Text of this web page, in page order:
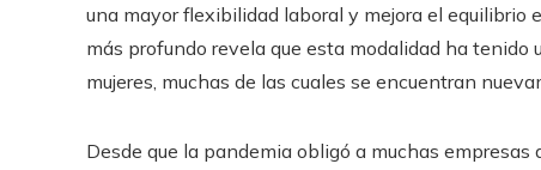
una mayor flexibilidad laboral y mejora el equilibrio
más profundo revela que esta modalidad ha
mujeres, muchas de las cuales se encuentran
Desde que la pandemia obligó a muchas